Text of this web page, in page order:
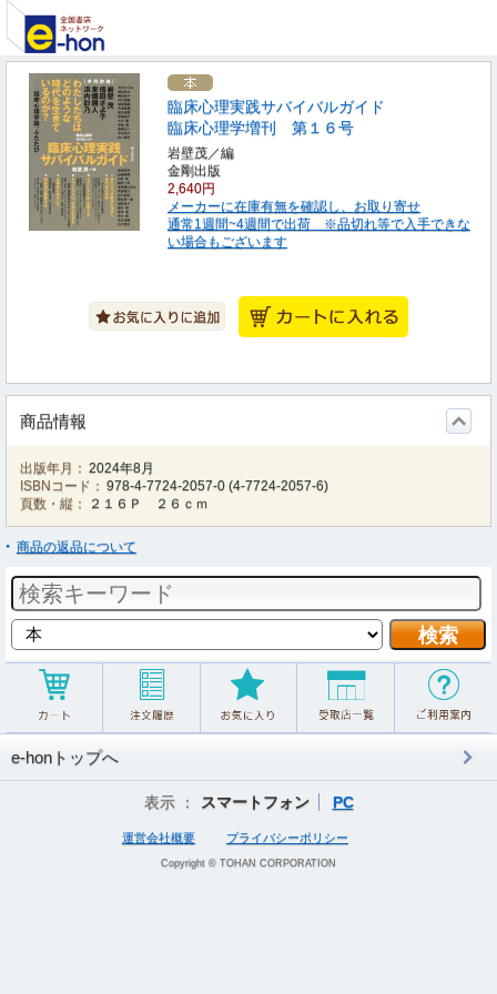
臨床心理実践サバイバルガイド
臨床心理学増刊 第１６号
岩壁茂／編
金剛出版
2,640円
メーカーに在庫有無を確認し、お取り寄せ
通常1週間~4週間で出荷 ※品切れ等で入手できな
い場合もございます
商品情報
出版年月： 2024年8月
ISBNコード： 978-4-7724-2057-0 (4-7724-2057-6)
頁数・縦：
２１６Ｐ ２６ｃｍ
商品の返品について
e-honトップへ
表示 ： スマートフォン PC
運営会社概要 プライバシーポリシー
Copyright © TOHAN CORPORATION